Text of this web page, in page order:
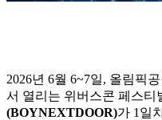
2026년 6월 6~7일, 올림픽
서 열리는 위버스콘 페스티
(BOYNEXTDOOR)가 1일